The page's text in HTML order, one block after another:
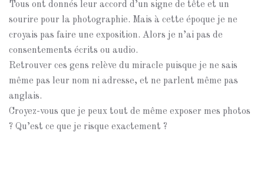
Tous ont donnés leur accord d’un signe de tête et un
sourire pour la photographie. Mais à cette époque je ne
croyais pas faire une exposition. Alors je n’ai pas de
consentements écrits ou audio.
Retrouver ces gens relève du miracle puisque je ne sais
même pas leur nom ni adresse, et ne parlent même pas
anglais.
Croyez-vous que je peux tout de même exposer mes photos
? Qu’est ce que je risque exactement ?